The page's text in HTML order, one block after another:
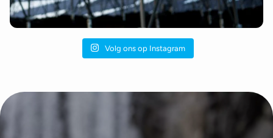
Volg ons op Instagram